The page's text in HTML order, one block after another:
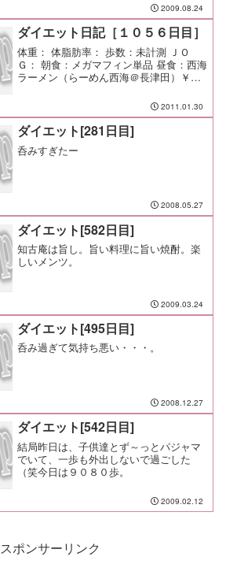
2009.08.24
ダイエット日記［１０５６日目］
体重： 体脂肪率： 歩数：未計測 ＪＯ
Ｇ： 朝食：メガマフィン単品 昼食：西海
ラーメン（らーめん西海＠長津田）￥４
間食： メモ：下の子が外出できないの
で、上の子を遊びに連れて出る。 やろ
うと思っていた...
2011.01.30
ダイエット[281日目]
呑みすぎたー
2008.05.27
ダイエット[582日目]
知古庵は旨し。旨い料理に旨い焼酎。楽
しいメンツ。
2009.03.24
ダイエット[495日目]
呑み過ぎて気持ち悪い・・・。
2008.12.27
ダイエット[542日目]
結局昨日は、子供達とず～っとパジャマ
でいて、一歩も外出しないで過ごした
（笑今日は９０８０歩。
2009.02.12
スポンサーリンク